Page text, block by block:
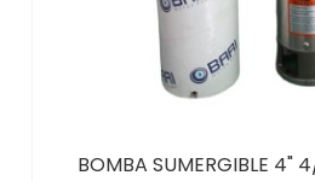
BOMBA SUMERGIBLE 4"